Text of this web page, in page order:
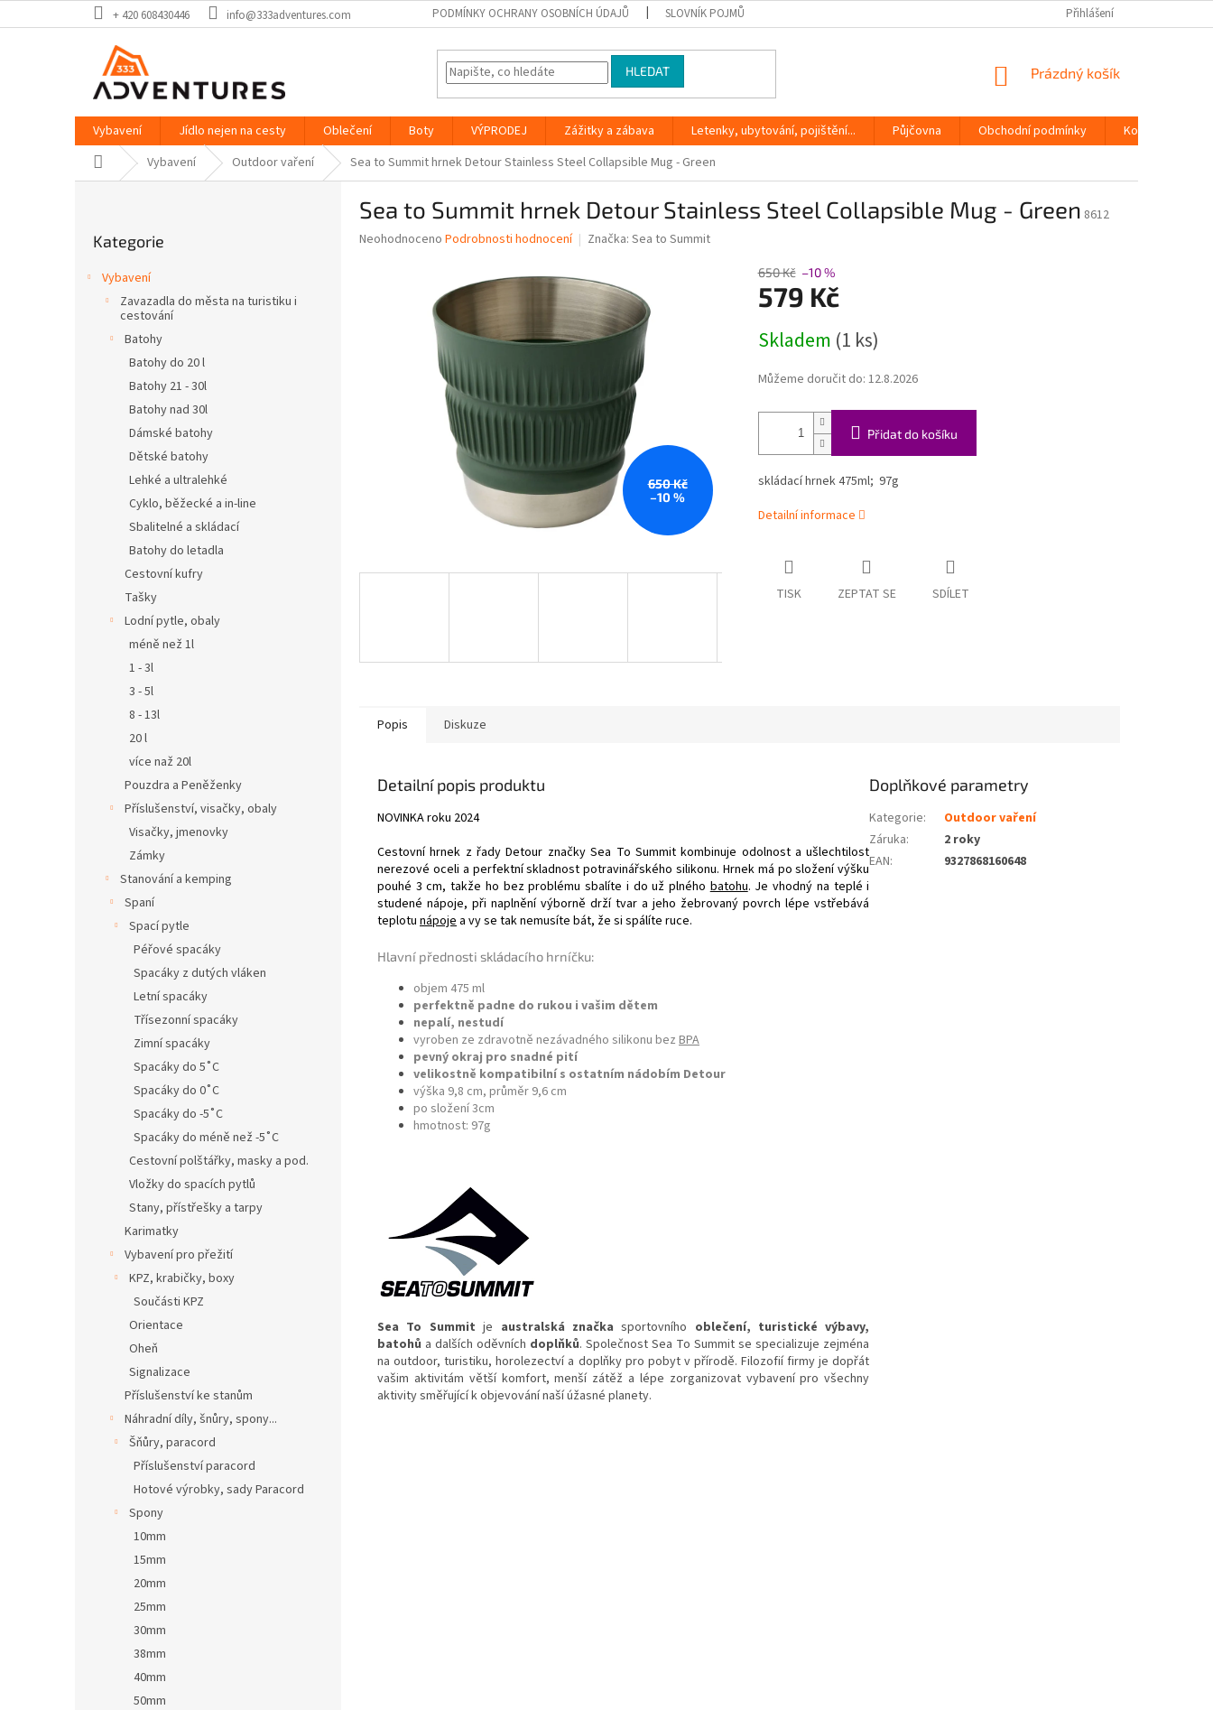
na
+ 420 608430446 info@333adventures.com PODMÍNKY OCHRANY OSOBNÍCH ÚDAJŮ SLOVNÍK POJMŮ Přihlášení
HLEDAT
NÁKUPNÍ
Prázdný košík
Vybavení Jídlo nejen na cesty Oblečení Boty VÝPRODEJ Zážitky a zábava Letenky, ubytování, pojištění... Půjčovna Obchodní podmínky
Kontakty
Domů Vybavení Outdoor vaření Sea to Summit hrnek Detour Stainless Steel Collapsible Mug - Green
kategorie
Kategorie
Vybavení
Zavazadla do města na turistiku i
cestování
Batohy
Batohy do 20 l
Batohy 21 - 30l
Batohy nad 30l
Dámské batohy
Dětské batohy
Lehké a ultralehké
Cyklo, běžecké a in-line
Sbalitelné a skládací
Batohy do letadla
Cestovní kufry
Tašky
Lodní pytle, obaly
méně než 1l
1 - 3l
3 - 5l
8 - 13l
20 l
více naž 20l
Pouzdra a Peněženky
Příslušenství, visačky, obaly
Visačky, jmenovky
Zámky
Stanování a kemping
Spaní
Spací pytle
Péřové spacáky
Spacáky z dutých vláken
Letní spacáky
Třísezonní spacáky
Zimní spacáky
Spacáky do 5˚C
Spacáky do 0˚C
Spacáky do -5˚C
Spacáky do méně než -5˚C
Cestovní polštářky, masky a pod.
Vložky do spacích pytlů
Stany, přístřešky a tarpy
Karimatky
Vybavení pro přežití
KPZ, krabičky, boxy
Součásti KPZ
Orientace
Oheň
Signalizace
Příslušenství ke stanům
Náhradní díly, šnůry, spony...
Šňůry, paracord
Příslušenství paracord
Hotové výrobky, sady Paracord
Spony
10mm
15mm
20mm
25mm
30mm
38mm
40mm
50mm
Sea to Summit hrnek Detour Stainless Steel Collapsible Mug - Green 8612
Průměrné
Neohodnoceno Podrobnosti hodnocení Značka: Sea to Summit
650 Kč
–10 %
650 Kč –10 %
579 Kč
cena:
Skladem (1 ks)
Můžeme doručit do: 12.8.2026
Přidat do košíku
skládací hrnek 475ml; 97g
Detailní informace
TISK ZEPTAT SE SDÍLET
Popis Diskuze
Detailní popis produktu
NOVINKA roku 2024
Cestovní hrnek z řady Detour značky Sea To Summit kombinuje odolnost a ušlechtilost
nerezové oceli a perfektní skladnost potravinářského silikonu. Hrnek má po složení výšku
pouhé 3 cm, takže ho bez problému sbalíte i do už plného batohu. Je vhodný na teplé i
studené nápoje, při naplnění výborně drží tvar a jeho žebrovaný povrch lépe vstřebává
teplotu nápoje a vy se tak nemusíte bát, že si spálíte ruce.
Hlavní přednosti skládacího hrníčku:
objem 475 ml
perfektně padne do rukou i vašim dětem
nepalí, nestudí
vyroben ze zdravotně nezávadného silikonu bez BPA
pevný okraj pro snadné pití
velikostně kompatibilní s ostatním nádobím Detour
výška 9,8 cm, průměr 9,6 cm
po složení 3cm
hmotnost: 97g
Sea To Summit je australská značka sportovního oblečení, turistické výbavy,
batohů a dalších oděvních doplňků. Společnost Sea To Summit se specializuje zejména
na outdoor, turistiku, horolezectví a doplňky pro pobyt v přírodě. Filozofií firmy je dopřát
vašim aktivitám větší komfort, menší zátěž a lépe zorganizovat vybavení pro všechny
aktivity směřující k objevování naší úžasné planety.
Doplňkové parametry
Kategorie:
Outdoor vaření
Záruka:
2 roky
EAN: 9327868160648